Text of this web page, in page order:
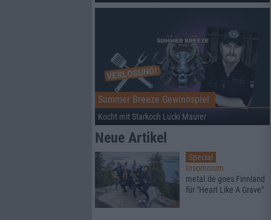
Summer Breeze Gewinnspiel
Kocht mit Starkoch Lucki Maurer
Neue Artikel
Special
Insomnium
metal.de goes Finnland
für "Heart Like A Grave"